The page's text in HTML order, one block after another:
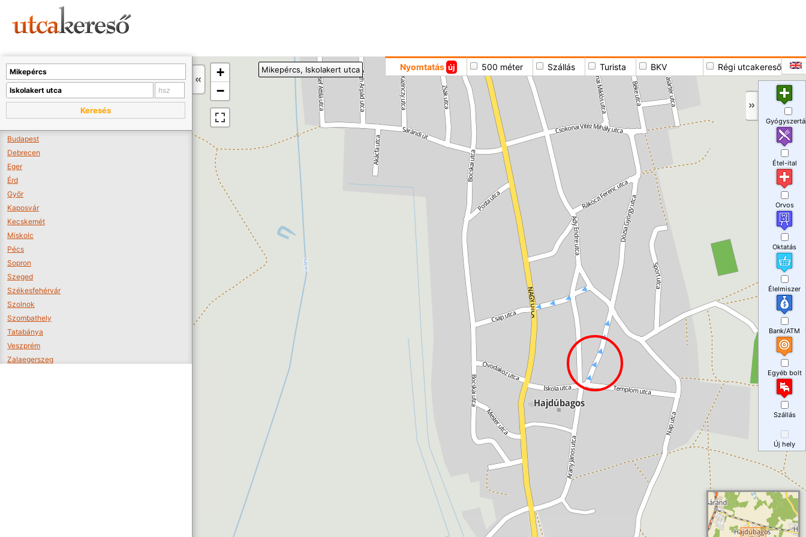
+
−
Nyomtatás új 500 méter Szállás Turista BKV Régi utcakereső
Mikepércs, Iskolakert utca
Keresés
Budapest
Debrecen
Eger
Érd
Győr
Kaposvár
Kecskemét
Miskolc
Pécs
Sopron
Szeged
Székesfehérvár
Szolnok
Szombathely
Tatabánya
Veszprém
Zalaegerszeg
Étel-ital
Orvos
Oktatás
Élelmiszer
Bank/ATM
Egyéb bolt
Szállás
Új hely
A térképet kicsinyíteni kell, hogy látszódjanak a boltok.
Boltok látszódjanak >>